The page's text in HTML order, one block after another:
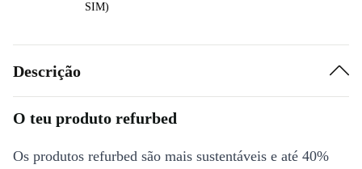
SIM)
Descrição
O teu produto refurbed
Os produtos refurbed são mais sustentáveis e até 40%